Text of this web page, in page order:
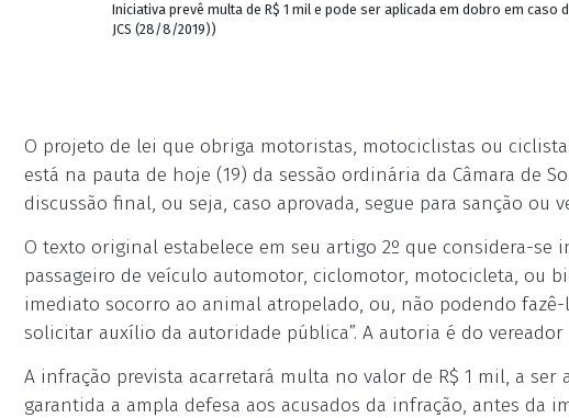
Iniciativa prevê multa de R$ 1 mil e pode ser aplicada em dobro em caso
JCS (28/8/2019))
O projeto de lei que obriga motoristas, motociclistas ou
está na pauta de hoje (19) da sessão ordinária da Câmara de
discussão final, ou seja, caso aprovada, segue para sanção ou
O texto original estabelece em seu artigo 2º que considera-
passageiro de veículo automotor, ciclomotor, motocicleta, ou
imediato socorro ao animal atropelado, ou, não podendo
solicitar auxílio da autoridade pública”. A autoria é do vereador
A infração prevista acarretará multa no valor de R$ 1 mil, a
garantida a ampla defesa aos acusados da infração, antes da